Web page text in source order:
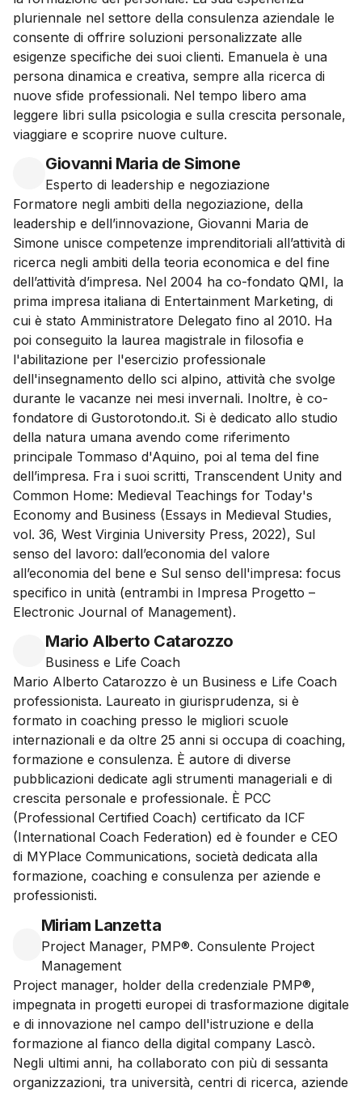
pluriennale nel settore della consulenza aziendale le
consente di offrire soluzioni personalizzate alle
esigenze specifiche dei suoi clienti. Emanuela è una
persona dinamica e creativa, sempre alla ricerca di
nuove sfide professionali. Nel tempo libero ama
leggere libri sulla psicologia e sulla crescita personale,
viaggiare e scoprire nuove culture.
Giovanni Maria de Simone
Esperto di leadership e negoziazione
Formatore negli ambiti della negoziazione, della
leadership e dell’innovazione, Giovanni Maria de
Simone unisce competenze imprenditoriali all’attività di
ricerca negli ambiti della teoria economica e del fine
dell’attività d’impresa. Nel 2004 ha co-fondato QMI, la
prima impresa italiana di Entertainment Marketing, di
cui è stato Amministratore Delegato fino al 2010. Ha
poi conseguito la laurea magistrale in filosofia e
l'abilitazione per l'esercizio professionale
dell'insegnamento dello sci alpino, attività che svolge
durante le vacanze nei mesi invernali. Inoltre, è co-
fondatore di Gustorotondo.it. Si è dedicato allo studio
della natura umana avendo come riferimento
principale Tommaso d'Aquino, poi al tema del fine
dell’impresa. Fra i suoi scritti, Transcendent Unity and
Common Home: Medieval Teachings for Today's
Economy and Business (Essays in Medieval Studies,
vol. 36, West Virginia University Press, 2022), Sul
senso del lavoro: dall’economia del valore
all’economia del bene e Sul senso dell'impresa: focus
specifico in unità (entrambi in Impresa Progetto –
Electronic Journal of Management).
Mario Alberto Catarozzo
Business e Life Coach
Mario Alberto Catarozzo è un Business e Life Coach
professionista. Laureato in giurisprudenza, si è
formato in coaching presso le migliori scuole
internazionali e da oltre 25 anni si occupa di coaching,
formazione e consulenza. È autore di diverse
pubblicazioni dedicate agli strumenti manageriali e di
crescita personale e professionale. È PCC
(Professional Certified Coach) certificato da ICF
(International Coach Federation) ed è founder e CEO
di MYPlace Communications, società dedicata alla
formazione, coaching e consulenza per aziende e
professionisti.
Miriam Lanzetta
Project Manager, PMP®. Consulente Project
Management
Project manager, holder della credenziale PMP®,
impegnata in progetti europei di trasformazione digitale
e di innovazione nel campo dell'istruzione e della
formazione al fianco della digital company Lascò.
Negli ultimi anni, ha collaborato con più di sessanta
organizzazioni, tra università, centri di ricerca, aziende